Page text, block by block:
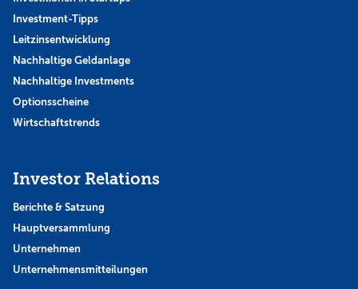
Investment-Tipps
Leitzinsentwicklung
Nachhaltige Geldanlage
Nachhaltige Investments
Optionsscheine
Wirtschaftstrends
Investor Relations
Berichte & Satzung
Hauptversammlung
Unternehmen
Unternehmensmitteilungen